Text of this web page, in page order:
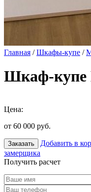
Главная /Шкафы-купе /
Шкаф-купе
Цена:
от 60 000 руб.
Заказать Добавить в
замерщика
Получить расчет